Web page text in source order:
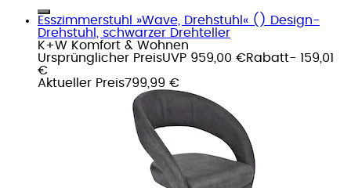
Esszimmerstuhl »Wave, Drehstuhl« () Design-
Drehstuhl, schwarzer Drehteller
K+W Komfort & Wohnen
Ursprünglicher PreisUVP 959,00 €Rabatt- 159,01
€
Aktueller Preis799,99 €